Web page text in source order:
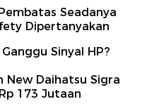
Seadanya
Dipertanyakan
Sinyal HP?
New Daihatsu Sigra
173 Jutaan